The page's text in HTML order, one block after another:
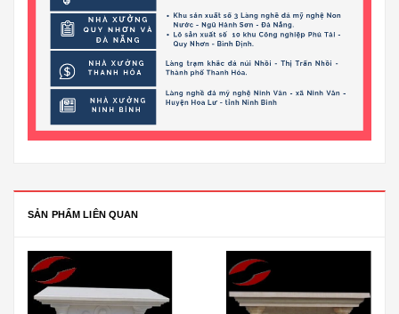
SẢN PHẨM LIÊN QUAN